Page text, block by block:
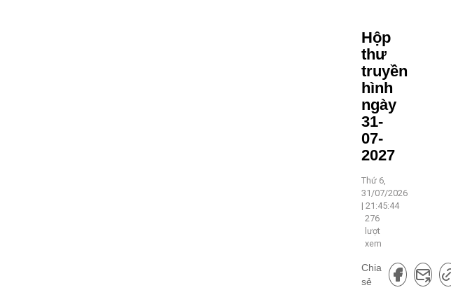
Hộp
thư
truyền
hình
ngày
31-
07-
2027
Thứ 6,
31/07/2026
| 21:45:44
276
lượt
xem
Chia
sẻ